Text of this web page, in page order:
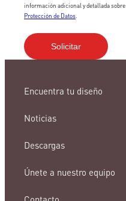
información adicional y detallada sobre
Protección de Datos
Encuentra tu diseño
Noticias
Descargas
Únete a nuestro equipo